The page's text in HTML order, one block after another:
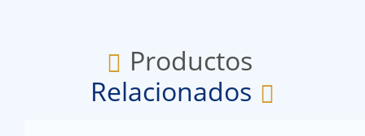
Productos
Relacionados